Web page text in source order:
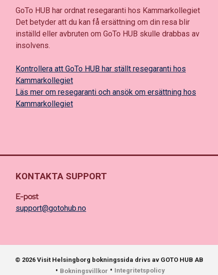
GoTo HUB har ordnat resegaranti hos Kammarkollegiet
Det betyder att du kan få ersättning om din resa blir
inställd eller avbruten om GoTo HUB skulle drabbas av
insolvens.
Kontrollera att GoTo HUB har ställt resegaranti hos
Kammarkollegiet
Läs mer om resegaranti och ansök om ersättning hos
Kammarkollegiet
KONTAKTA SUPPORT
E-post
support@gotohub.no
© 2026 Visit Helsingborg bokningssida drivs av GOTO HUB AB
• Bokningsvillkor • Integritetspolicy